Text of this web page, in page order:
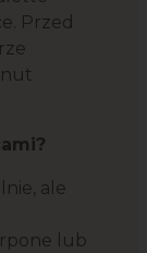
Przed
ale
lub